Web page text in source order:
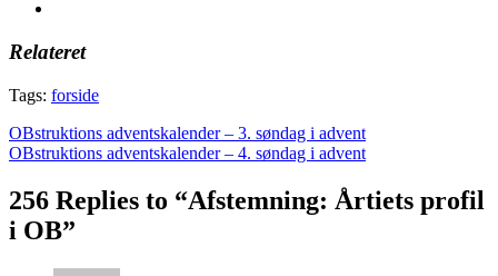
Relateret
Tags: forside
Indlægsnavigation
OBstruktions adventskalender – 3. søndag i advent
OBstruktions adventskalender – 4. søndag i advent
256 Replies to “Afstemning: Årtiets profil
i OB”